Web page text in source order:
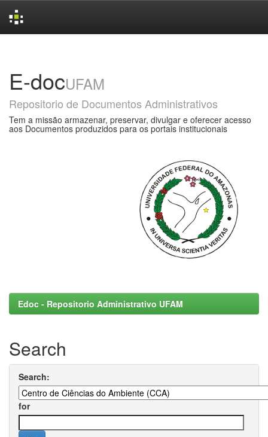
E-docUFAM
Repositorio de Documentos Administrativos
Tem a missão armazenar, preservar, divulgar e oferecer acesso
aos Documentos produzidos para os portais institucionais
Edoc - Repositorio Administrativo UFAM
Search
Search:
for